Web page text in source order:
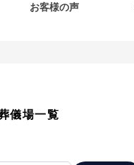
お客様の声
儀場一覧